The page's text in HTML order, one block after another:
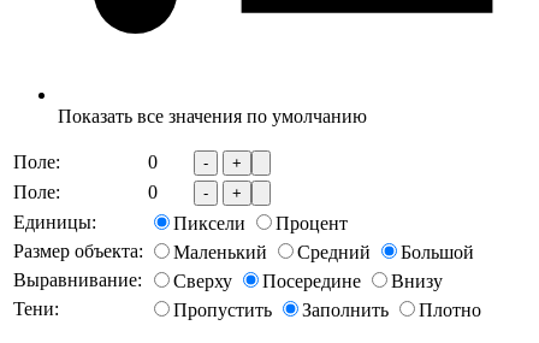
Показать все значения по умолчанию
Поле: 0 - +
Поле: 0 - +
Единицы: Пиксели
Процент
Размер объекта:
Маленький Средний
Большой
Выравнивание:
Сверху Посередине
Внизу
Тени:
Пропустить Заполнить Плотно